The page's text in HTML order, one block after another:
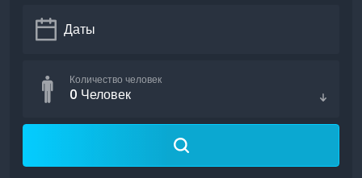
Даты
Количество человек
0 Человек